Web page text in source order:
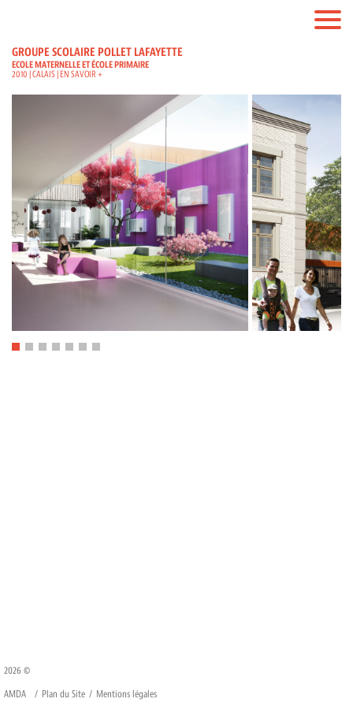
GROUPE SCOLAIRE POLLET LAFAYETTE
ECOLE MATERNELLE ET ÉCOLE PRIMAIRE
2010 | CALAIS |EN SAVOIR +
2026 ©
AMDA
Plan du Site Mentions légales